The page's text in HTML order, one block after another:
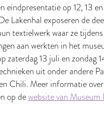
eindpresentatie op 12, 13
Lakenhal exposeren de
textielwerk waar ze
aan werkten in het
zaterdag 13 juli en zondag
uit onder andere
Chili. Meer informatie
op dewebsite van Museum